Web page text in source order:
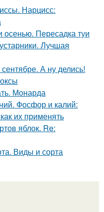
Нарцисс:
осенью. Пересадка туи
Лучшая
А ну делись!
Монарда
Фосфор и калий:
их применять
яблок. Re:
Виды и сорта